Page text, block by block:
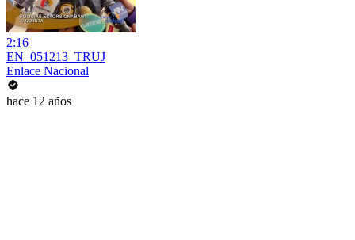
2:16
EN_051213_TRUJ
Enlace Nacional
hace 12 años